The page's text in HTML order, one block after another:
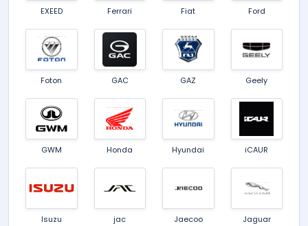
EXEED Ferrari Fiat Ford
Foton GAC GAZ Geely
GWM Honda Hyundai iCAUR
Isuzu jac Jaecoo Jaguar